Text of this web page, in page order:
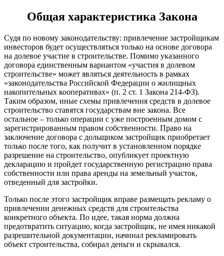
Общая характеристика Закона
Судя по новому законодательству: привлечение застройщикам
инвесторов будет осуществляться только на основе договора
на долевое участие в строительстве. Помимо указанного
договора единственным вариантом «участия в долевом
строительстве» может являться деятельность в рамках
«законодательства Российской Федерации о жилищных
накопительных кооперативах» (п. 2 ст. 1 Закона 214-ФЗ).
Таким образом, иные схемы привлечения средств в долевое
строительство ставятся государствам вне закона. Все
остальное – только операции с уже построенным домом с
зарегистрированным правом собственности. Право на
заключение договора с дольщиком застройщик приобретает
только после того, как получит в установленном порядке
разрешение на строительство, опубликует проектную
декларацию и пройдет государственную регистрацию права
собственности или права аренды на земельный участок,
отведенный для застройки.
Только после этого застройщик вправе размещать рекламу о
привлечении денежных средств для строительства
конкретного объекта. По идее, такая норма должна
предотвратить ситуацию, когда застройщик, не имея никакой
разрешительной документации, начинал рекламировать
объект строительства, собирал деньги и скрывался.